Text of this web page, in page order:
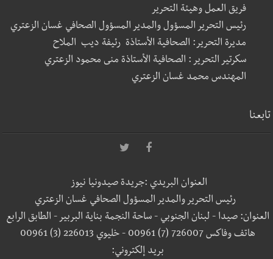
فريق العمل وهيئة التحرير
رئيس التحرير المسؤول والمدير المسؤول الصحافي غسان الزعتري
مديرة التحرير: الصحافية الأستاذة رئيفة ديب الملاح
سكرتير التحرير : الصحافية الأستاذة منى محمود الزعتري
المهندس محمد غسان الزعتري
تابعنا
العنوان البريدي :جريدة صيدونيا نيوز
رئيس التحرير والمدير المسؤول الصحافي غسان الزعتري
العنوان: صيدا - لبنان الجنوبي - ساحة النجمة بناية البربير - الطابق الرابع
هاتف وفاكس 726007 (7) 00961 - خليوي 226013 (3) 00961
بريد إلكتروني: